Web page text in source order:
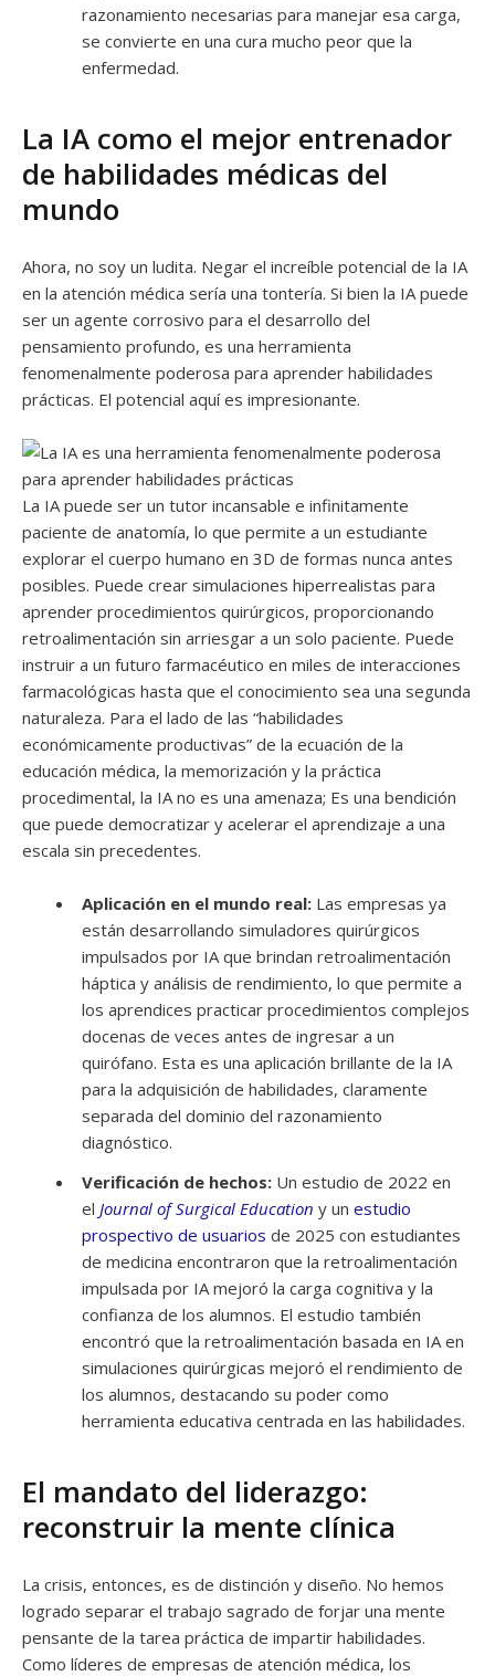
razonamiento necesarias para manejar esa carga,
se convierte en una cura mucho peor que la
enfermedad.
La IA como el mejor entrenador
de habilidades médicas del
mundo
Ahora, no soy un ludita. Negar el increíble potencial de la IA
en la atención médica sería una tontería. Si bien la IA puede
ser un agente corrosivo para el desarrollo del
pensamiento profundo, es una herramienta
fenomenalmente poderosa para aprender habilidades
prácticas. El potencial aquí es impresionante.
La IA puede ser un tutor incansable e infinitamente
paciente de anatomía, lo que permite a un estudiante
explorar el cuerpo humano en 3D de formas nunca antes
posibles. Puede crear simulaciones hiperrealistas para
aprender procedimientos quirúrgicos, proporcionando
retroalimentación sin arriesgar a un solo paciente. Puede
instruir a un futuro farmacéutico en miles de interacciones
farmacológicas hasta que el conocimiento sea una segunda
naturaleza. Para el lado de las “habilidades
económicamente productivas” de la ecuación de la
educación médica, la memorización y la práctica
procedimental, la IA no es una amenaza; Es una bendición
que puede democratizar y acelerar el aprendizaje a una
escala sin precedentes.
Aplicación en el mundo real: Las empresas ya
están desarrollando simuladores quirúrgicos
impulsados por IA que brindan retroalimentación
háptica y análisis de rendimiento, lo que permite a
los aprendices practicar procedimientos complejos
docenas de veces antes de ingresar a un
quirófano. Esta es una aplicación brillante de la IA
para la adquisición de habilidades, claramente
separada del dominio del razonamiento
diagnóstico.
Verificación de hechos: Un estudio de 2022 en
el Journal of Surgical Education y un estudio
prospectivo de usuarios de 2025 con estudiantes
de medicina encontraron que la retroalimentación
impulsada por IA mejoró la carga cognitiva y la
confianza de los alumnos. El estudio también
encontró que la retroalimentación basada en IA en
simulaciones quirúrgicas mejoró el rendimiento de
los alumnos, destacando su poder como
herramienta educativa centrada en las habilidades.
El mandato del liderazgo:
reconstruir la mente clínica
La crisis, entonces, es de distinción y diseño. No hemos
logrado separar el trabajo sagrado de forjar una mente
pensante de la tarea práctica de impartir habilidades.
Como líderes de empresas de atención médica, los